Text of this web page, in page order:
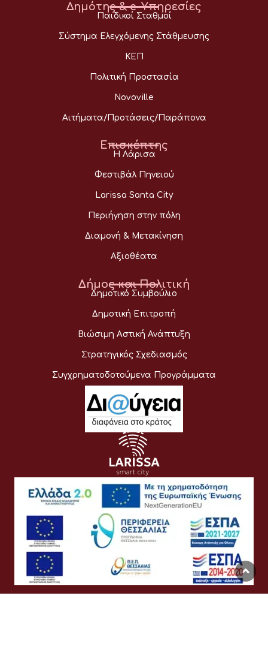
Δημότης & e-Υπηρεσίες
Παιδικοί Σταθμοί
Σύστημα Ελεγχόμενης Στάθμευσης
ΚΕΠ
Πολιτική Προστασία
Novoville
Αιτήματα/Προτάσεις/Παράπονα
Επισκέπτης
Η Λάρισα
Φεστιβάλ Πηνειού
Larissa Santa City
Περιήγηση στην πόλη
Διαμονή & Μετακίνηση
Αξιοθέατα
Δήμος και Πολιτική
Δημοτικό Συμβούλιο
Δημοτική Επιτροπή
Βιώσιμη Αστική Ανάπτυξη
Στρατηγικός Σχεδιασμός
Συγχρηματοδοτούμενα Προγράμματα